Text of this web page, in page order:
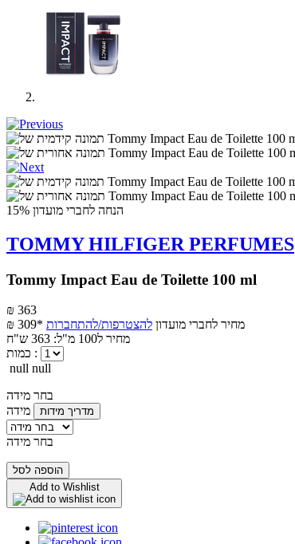
הנחה לחברי מועדון 15%
TOMMY HILFIGER PERFUMES
Tommy Impact Eau de Toilette 100 ml
₪ 363
₪ 309*
מחיר לחברי מועדון להצטרפות/להתחברות
מחיר ל100 מ"ל: 363 ש"ח
כמות :
null null
בחר מידה
מידה
מדריך מידות
בחר מידה
הוספה לסל
Add to Wishlist